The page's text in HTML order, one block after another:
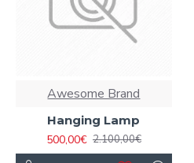
Awesome Brand
Hanging Lamp
500,00€ 2.100,00€